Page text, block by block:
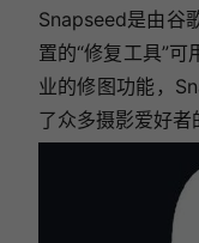
Snapseed是由谷
置的“修复工具”
业的修图功能，
了众多摄影爱好者